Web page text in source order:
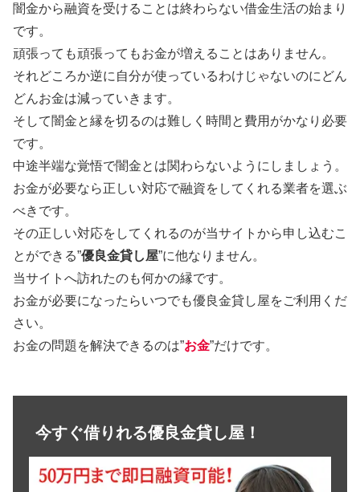
闇金から融資を受けることは終わらない借金生活の始まり
です。
頑張っても頑張ってもお金が増えることはありません。
それどころか逆に自分が使っているわけじゃないのにどん
どんお金は減っていきます。
そして闇金と縁を切るのは難しく時間と費用がかなり必要
です。
中途半端な覚悟で闇金とは関わらないようにしましょう。
お金が必要なら正しい対応で融資をしてくれる業者を選ぶ
べきです。
その正しい対応をしてくれるのが当サイトから申し込むこ
とができる”優良金貸し屋”に他なりません。
当サイトへ訪れたのも何かの縁です。
お金が必要になったらいつでも優良金貸し屋をご利用くだ
さい。
お金の問題を解決できるのは”お金”だけです。
今すぐ借りれる優良金貸し屋！